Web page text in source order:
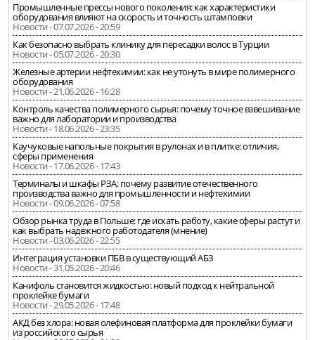
Промышленные прессы нового поколения: как характеристики
оборудования влияют на скорость и точность штамповки
Новости - 07.07.2026 - 20:59
Как безопасно выбрать клинику для пересадки волос в Турции
Новости - 05.07.2026 - 20:30
Железные артерии нефтехимии: как не утонуть в мире полимерного
оборудования
Новости - 21.06.2026 - 16:28
Контроль качества полимерного сырья: почему точное взвешивание
важно для лаборатории и производства
Новости - 18.06.2026 - 23:35
Каучуковые напольные покрытия в рулонах и в плитке: отличия,
сферы применения
Новости - 17.06.2026 - 17:43
Терминалы и шкафы РЗА: почему развитие отечественного
производства важно для промышленности и нефтехимии
Новости - 09.06.2026 - 07:58
Обзор рынка труда в Польше: где искать работу, какие сферы растут и
как выбрать надёжного работодателя (мнение)
Новости - 03.06.2026 - 22:55
Интеграция установки ПБВ в существующий АБЗ
Новости - 31.05.2026 - 20:46
Канифоль становится жидкостью: новый подход к нейтральной
проклейке бумаги
Новости - 29.05.2026 - 17:48
АКД без хлора: новая олефиновая платформа для проклейки бумаги
из российского сырья